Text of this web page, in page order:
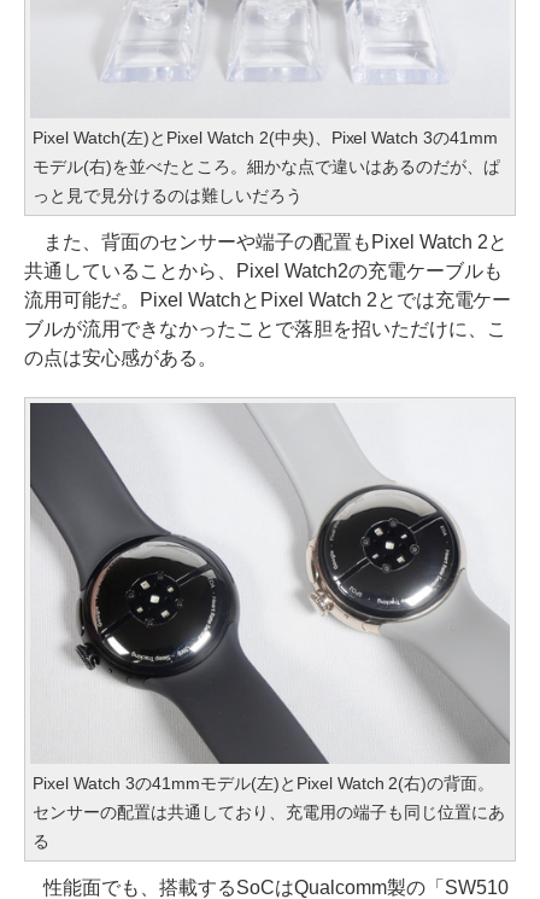
Pixel Watch(左)とPixel Watch 2(中央)、Pixel Watch 3の41mm
モデル(右)を並べたところ。細かな点で違いはあるのだが、ぱ
っと見で見分けるのは難しいだろう
また、背面のセンサーや端子の配置もPixel Watch 2と
共通していることから、Pixel Watch2の充電ケーブルも
流用可能だ。Pixel WatchとPixel Watch 2とでは充電ケー
ブルが流用できなかったことで落胆を招いただけに、こ
の点は安心感がある。
Pixel Watch 3の41mmモデル(左)とPixel Watch 2(右)の背面。
センサーの配置は共通しており、充電用の端子も同じ位置にあ
る
性能面でも、搭載するSoCはQualcomm製の「SW510